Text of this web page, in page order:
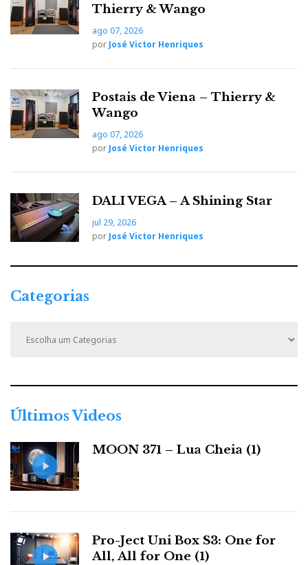
Thierry & Wango
ago 07, 2026
por José Victor Henriques
Postais de Viena – Thierry &
Wango
ago 07, 2026
por José Victor Henriques
DALI VEGA – A Shining Star
jul 29, 2026
por José Victor Henriques
Categorias
r
s
Últimos Videos
MOON 371 – Lua Cheia (1)
Pro-Ject Uni Box S3: One for
All, All for One (1)